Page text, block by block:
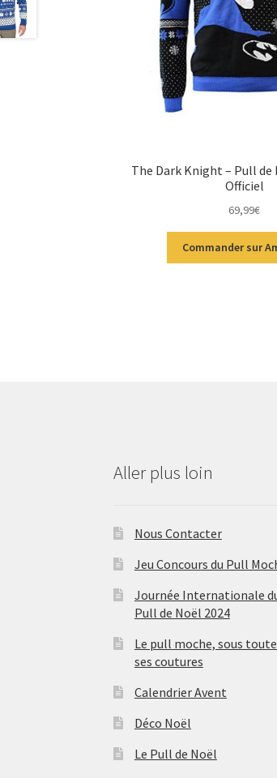
The Dark Knight – Pull
Officiel
69,99€
Commander sur
Aller plus loin
Nous Contacter
Jeu Concours du Pull
Journée Internationale
Pull de Noël 2024
Le pull moche, sous
ses coutures
Calendrier Avent
Déco Noël
Le Pull de Noël